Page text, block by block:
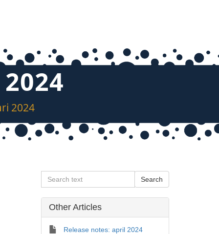
2024
Other Articles
Release notes: april 2024